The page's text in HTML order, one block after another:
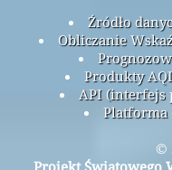
Źródło
Obliczanie
Produkty
API (interfejs
Platforma
©